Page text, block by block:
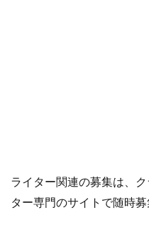
て
て
ライター関連の募集は、
ター専門のサイトで随時募